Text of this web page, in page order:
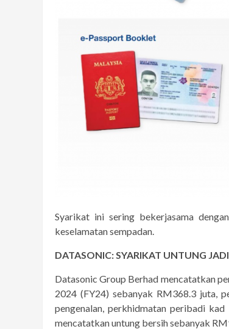
Syarikat ini sering bekerjasama
keselamatan sempadan.
DATASONIC: SYARIKAT UNTUNG
Datasonic Group Berhad mencatatkan
2024 (FY24) sebanyak RM368.3 juta,
pengenalan, perkhidmatan peribadi
mencatatkan untung bersih sebanyak